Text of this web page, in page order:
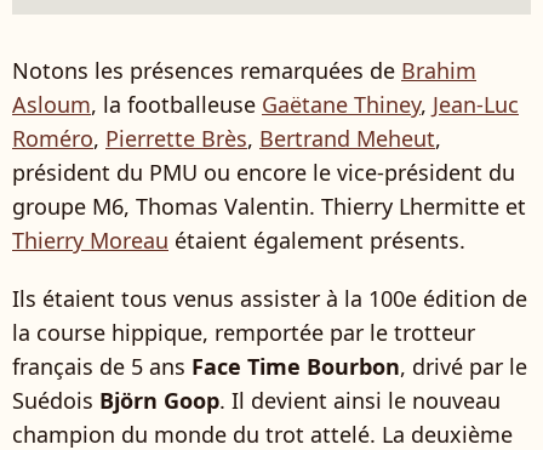
Notons les présences remarquées de Brahim
Asloum, la footballeuse Gaëtane Thiney, Jean-Luc
Roméro, Pierrette Brès, Bertrand Meheut,
président du PMU ou encore le vice-président du
groupe M6, Thomas Valentin. Thierry Lhermitte et
Thierry Moreau étaient également présents.
Ils étaient tous venus assister à la 100e édition de
la course hippique, remportée par le trotteur
français de 5 ans Face Time Bourbon, drivé par le
Suédois Björn Goop. Il devient ainsi le nouveau
champion du monde du trot attelé. La deuxième